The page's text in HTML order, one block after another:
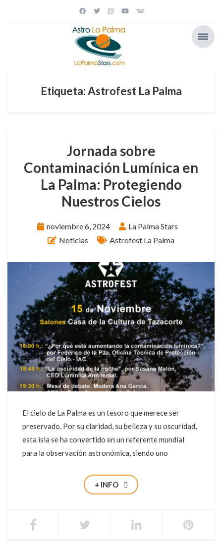
Etiqueta: Astrofest La Palma
Jornada sobre
Contaminación Lumínica en
La Palma: Protegiendo
Nuestros Cielos
noviembre 6, 2024
La Palma Stars
Noticias
Astrofest La Palma
El cielo de La Palma es un tesoro que merece ser
preservado. Por su claridad, su belleza y su oscuridad,
esta isla se ha convertido en un referente mundial
para la observación astronómica, siendo uno
+ INFO